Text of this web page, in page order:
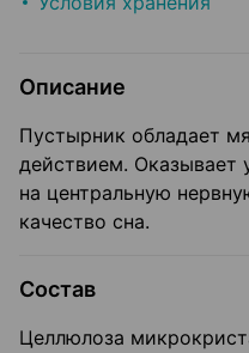
Описание
Пустырник обладает
действием. Оказывает
на центральную
качество сна.
Состав
Целлюлоза